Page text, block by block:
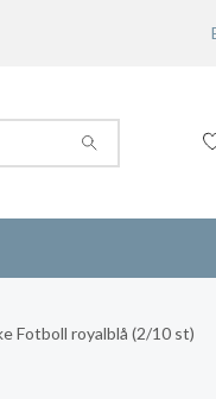
Fotboll royalblå (2/10 st)